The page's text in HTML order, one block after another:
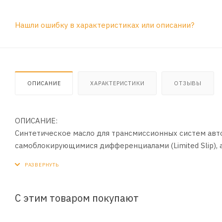
Нашли ошибку в характеристиках или описании?
ОПИСАНИЕ ХАРАКТЕРИСТИКИ ОТЗЫВЫ
ОПИСАНИЕ:
Синтетическое масло для трансмиссионных систем
самоблокирующимися дифференциалами (Limited Slip),
трансмиссий, эксплуатирующихся с экстремальными
С этим товаром покупают